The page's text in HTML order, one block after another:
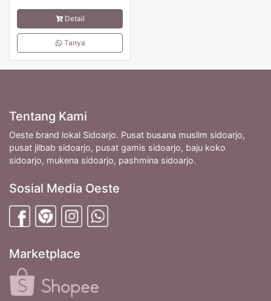
Detail
Tanya
Tentang Kami
Oeste brand lokal Sidoarjo. Pusat busana muslim sidoarjo,
pusat jilbab sidoarjo, pusat gamis sidoarjo, baju koko
sidoarjo, mukena sidoarjo, pashmina sidoarjo.
Sosial Media Oeste
Marketplace